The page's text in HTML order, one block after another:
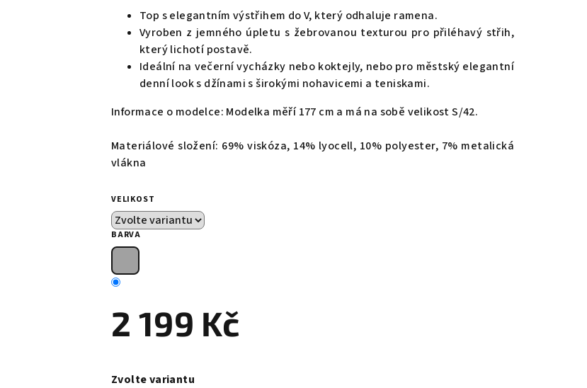
produktuTop s elegantním výstřihem do V, který odhaluje ramena.
Vyroben z jemného úpletu s žebrovanou texturou pro přiléhavý střih,
který lichotí postavě.
Ideální na večerní vycházky nebo koktejly, nebo pro městský elegantní
denní look s džínami s širokými nohavicemi a teniskami.
Informace o modelce: Modelka měří 177 cm a má na sobě velikost S/42.
Materiálové složení: 69% viskóza, 14% lyocell, 10% polyester, 7% metalická
vlákna
VELIKOST
BARVA
2 199 Kč
cena:
Zvolte variantu